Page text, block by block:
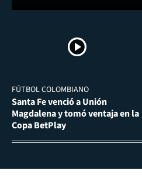
FÚTBOL COLOMBIANO
Santa Fe venció a Unión
Magdalena y tomó ventaja en la
Copa BetPlay